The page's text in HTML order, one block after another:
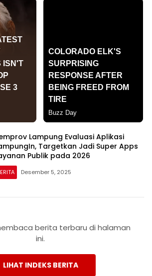
Lampung Evaluasi Aplikasi
Targetkan Jadi Super Apps
Publik pada 2026
Desember 5, 2025
berita terbaru di halaman
ini.
LIHAT INDEKS BERITA